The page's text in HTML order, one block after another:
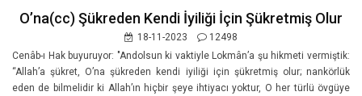
O’na(cc) Şükreden Kendi İyiliği İçin Şükretmiş Olur
18-11-2023
12498
Cenâb-ı Hak buyuruyor: "Andolsun ki vaktiyle Lokmân’a şu hikmeti vermiştik:
“Allah’a şükret, O’na şükreden kendi iyiliği için şükretmiş olur; nankörlük
eden de bilmelidir ki Allah’ın hiçbir şeye ihtiyacı yoktur, O her türlü övgüye